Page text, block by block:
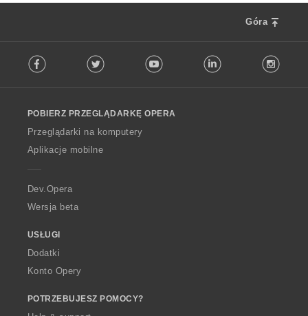
Góra
o
w
O
p
a
Facebook Twitter Youtube LinkedIn
POBIERZ PRZEGLĄDARKĘ OPERA
Przeglądarki na komputery
Aplikacje mobilne
Dev.Opera
Wersja beta
USŁUGI
Dodatki
Konto Opery
POTRZEBUJESZ POMOCY?